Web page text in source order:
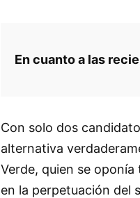
En cuanto a las
Con solo dos
alternativa
Verde, quien se
en la perpetuación del